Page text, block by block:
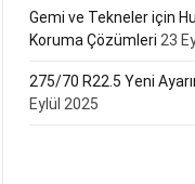
Gemi ve Tekneler için
Koruma Çözümleri 23
275/70 R22.5 Yeni
Eylül 2025